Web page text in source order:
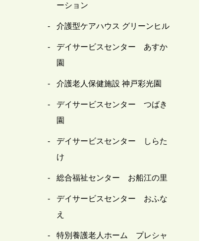
ーション
介護型ケアハウス グリーンヒル
デイサービスセンター あすか
園
介護老人保健施設 神戸彩光園
デイサービスセンター つばき
園
デイサービスセンター しらた
け
総合福祉センター お船江の里
デイサービスセンター おふな
え
特別養護老人ホーム プレシャ